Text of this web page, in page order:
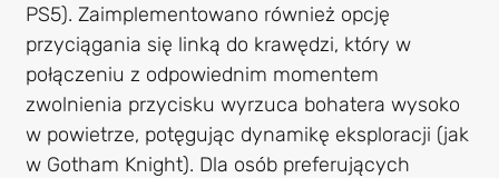
PS5). Zaimplementowano również opcję
przyciągania się linką do krawędzi, który w
połączeniu z odpowiednim momentem
zwolnienia przycisku wyrzuca bohatera wysoko
w powietrze, potęgując dynamikę eksploracji (jak
w Gotham Knight). Dla osób preferujących